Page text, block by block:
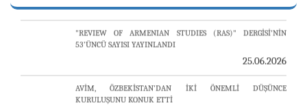
53’ÜNCÜ SAYISI YAYINLANDI
KURULUŞUNU KONUK ETTİ